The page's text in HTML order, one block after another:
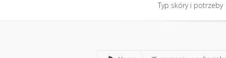
Naturalna pielęgnacja i DIY
Typ skóry i potrzeby